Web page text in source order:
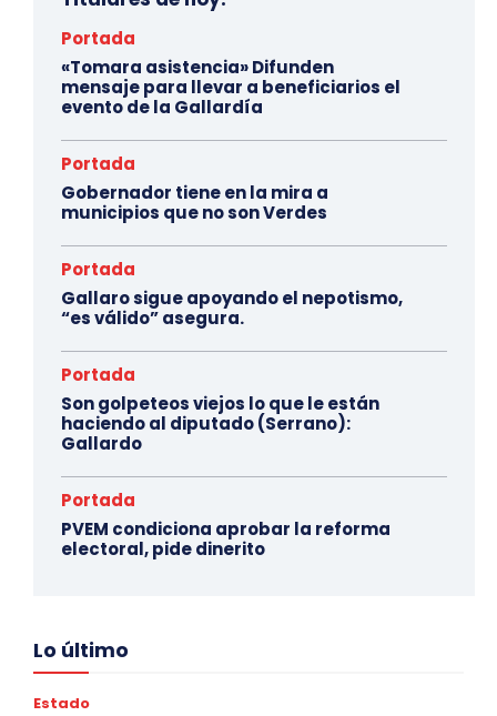
Portada
«Tomara asistencia» Difunden
mensaje para llevar a beneficiarios el
evento de la Gallardía
Portada
Gobernador tiene en la mira a
municipios que no son Verdes
Portada
Gallaro sigue apoyando el nepotismo,
“es válido” asegura.
Portada
Son golpeteos viejos lo que le están
haciendo al diputado (Serrano):
Gallardo
Portada
PVEM condiciona aprobar la reforma
electoral, pide dinerito
Lo último
Estado